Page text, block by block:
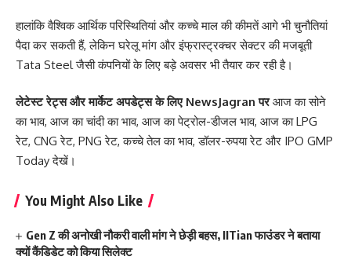
हालांकि वैश्विक आर्थिक परिस्थितियां और कच्चे माल की कीमतें आगे भी चुनौतियां
पैदा कर सकती हैं, लेकिन घरेलू मांग और इंफ्रास्ट्रक्चर सेक्टर की मजबूती
Tata Steel जैसी कंपनियों के लिए बड़े अवसर भी तैयार कर रही है।
लेटेस्ट रेट्स और मार्केट अपडेट्स के लिए NewsJagran पर आज का सोने
का भाव, आज का चांदी का भाव, आज का पेट्रोल-डीजल भाव, आज का LPG
रेट, CNG रेट, PNG रेट,कच्चे तेल का भाव,डॉलर-रुपया रेट और IPO GMP
Todayदेखें।
You Might Also Like
Gen Z की अनोखी नौकरी वाली मांग ने छेड़ी बहस, IITian फाउंडर ने बताया
क्यों कैंडिडेट को किया सिलेक्ट